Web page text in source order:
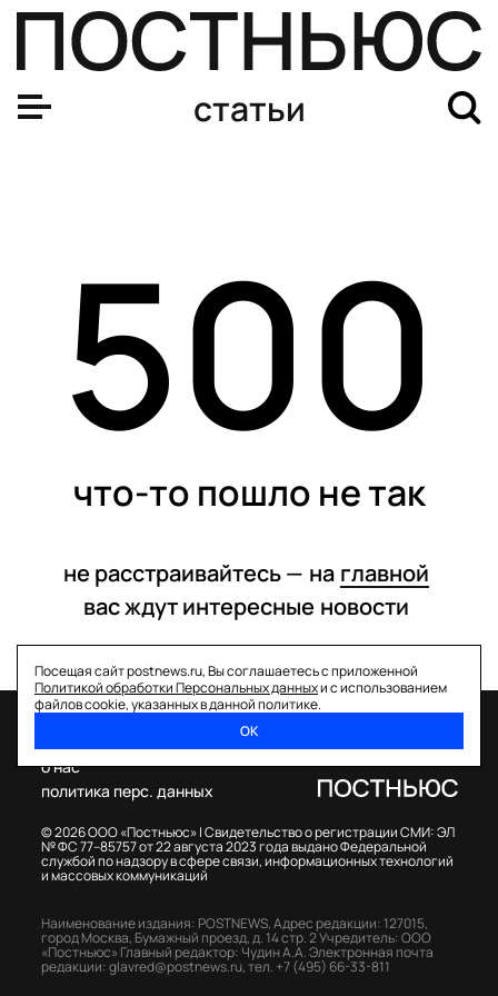
статьи
500
что-то пошло не так
не расстраивайтесь — на главной
вас ждут интересные новости
Посещая сайт postnews.ru, Вы соглашаетесь с приложенной
Политикой обработки Персональных данныхи с использованием
файлов cookie, указанных в данной политике.
ОК
© 2026 ООО «Постньюс» |Свидетельство о регистрации СМИ: ЭЛ
№ ФС 77–85757 от 22 августа 2023 года выдано Федеральной
службой по надзору в сфере связи, информационных технологий
и массовых коммуникаций
о нас
политика перс. данных
Наименование издания: POSTNEWS,Адрес редакции: 127015,
город Москва, Бумажный проезд, д. 14 стр. 2Учредитель: ООО
«Постньюс» Главный редактор: Чудин А.А.Электронная почта
редакции:glavred@postnews.ru,тел. +7 (495) 66-33-811